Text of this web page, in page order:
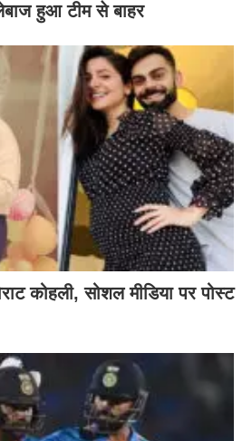
हुआ टीम से बाहर
कोहली, सोशल मीडिया पर पोस्ट